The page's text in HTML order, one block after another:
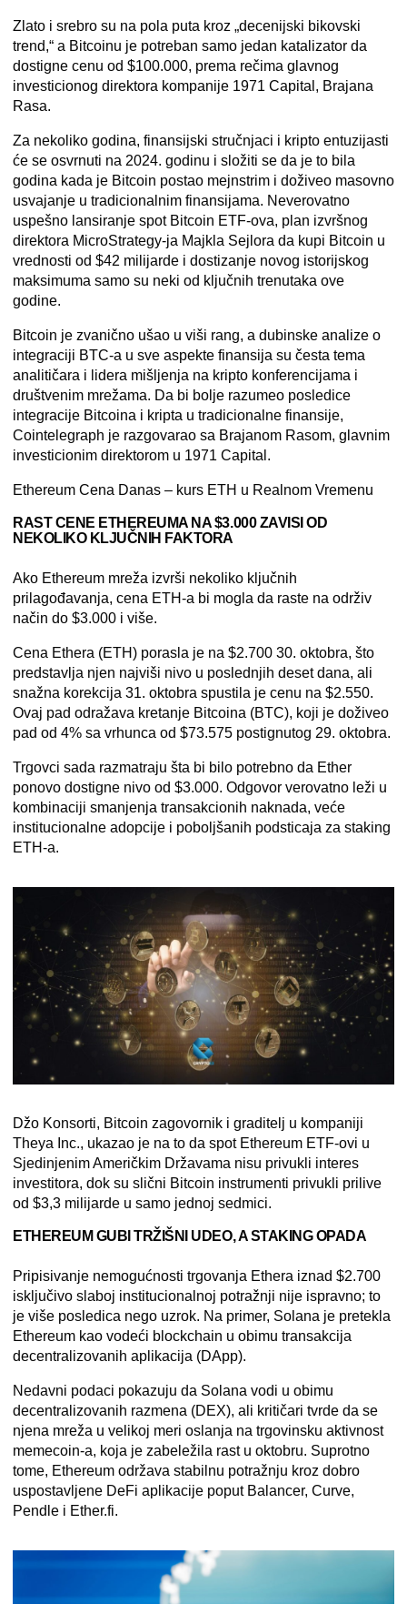
Zlato i srebro su na pola puta kroz „decenijski bikovski
trend,“ a Bitcoinu je potreban samo jedan katalizator da
dostigne cenu od $100.000, prema rečima glavnog
investicionog direktora kompanije 1971 Capital, Brajana
Rasa.
Za nekoliko godina, finansijski stručnjaci i kripto entuzijasti
će se osvrnuti na 2024. godinu i složiti se da je to bila
godina kada je Bitcoin postao mejnstrim i doživeo masovno
usvajanje u tradicionalnim finansijama. Neverovatno
uspešno lansiranje spot Bitcoin ETF-ova, plan izvršnog
direktora MicroStrategy-ja Majkla Sejlora da kupi Bitcoin u
vrednosti od $42 milijarde i dostizanje novog istorijskog
maksimuma samo su neki od ključnih trenutaka ove
godine.
Bitcoin je zvanično ušao u viši rang, a dubinske analize o
integraciji BTC-a u sve aspekte finansija su česta tema
analitičara i lidera mišljenja na kripto konferencijama i
društvenim mrežama. Da bi bolje razumeo posledice
integracije Bitcoina i kripta u tradicionalne finansije,
Cointelegraph je razgovarao sa Brajanom Rasom, glavnim
investicionim direktorom u 1971 Capital.
Ethereum Cena Danas – kurs ETH u Realnom Vremenu
RAST CENE ETHEREUMA NA $3.000 ZAVISI OD
NEKOLIKO KLJUČNIH FAKTORA
Ako Ethereum mreža izvrši nekoliko ključnih
prilagođavanja, cena ETH-a bi mogla da raste na održiv
način do $3.000 i više.
Cena Ethera (ETH) porasla je na $2.700 30. oktobra, što
predstavlja njen najviši nivo u poslednjih deset dana, ali
snažna korekcija 31. oktobra spustila je cenu na $2.550.
Ovaj pad odražava kretanje Bitcoina (BTC), koji je doživeo
pad od 4% sa vrhunca od $73.575 postignutog 29. oktobra.
Trgovci sada razmatraju šta bi bilo potrebno da Ether
ponovo dostigne nivo od $3.000. Odgovor verovatno leži u
kombinaciji smanjenja transakcionih naknada, veće
institucionalne adopcije i poboljšanih podsticaja za staking
ETH-a.
Džo Konsorti, Bitcoin zagovornik i graditelj u kompaniji
Theya Inc., ukazao je na to da spot Ethereum ETF-ovi u
Sjedinjenim Američkim Državama nisu privukli interes
investitora, dok su slični Bitcoin instrumenti privukli prilive
od $3,3 milijarde u samo jednoj sedmici.
ETHEREUM GUBI TRŽIŠNI UDEO, A STAKING OPADA
Pripisivanje nemogućnosti trgovanja Ethera iznad $2.700
isključivo slaboj institucionalnoj potražnji nije ispravno; to
je više posledica nego uzrok. Na primer, Solana je pretekla
Ethereum kao vodeći blockchain u obimu transakcija
decentralizovanih aplikacija (DApp).
Nedavni podaci pokazuju da Solana vodi u obimu
decentralizovanih razmena (DEX), ali kritičari tvrde da se
njena mreža u velikoj meri oslanja na trgovinsku aktivnost
memecoin-a, koja je zabeležila rast u oktobru. Suprotno
tome, Ethereum održava stabilnu potražnju kroz dobro
uspostavljene DeFi aplikacije poput Balancer, Curve,
Pendle i Ether.fi.